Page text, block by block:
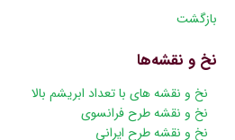
بازگشت
نخ و نقشه‌ها
پریدن
ناوبری
نخ و نقشه های با تعداد ابریشم بالا
نخ و نقشه طرح فرانسوی
نخ و نقشه طرح ایرانی